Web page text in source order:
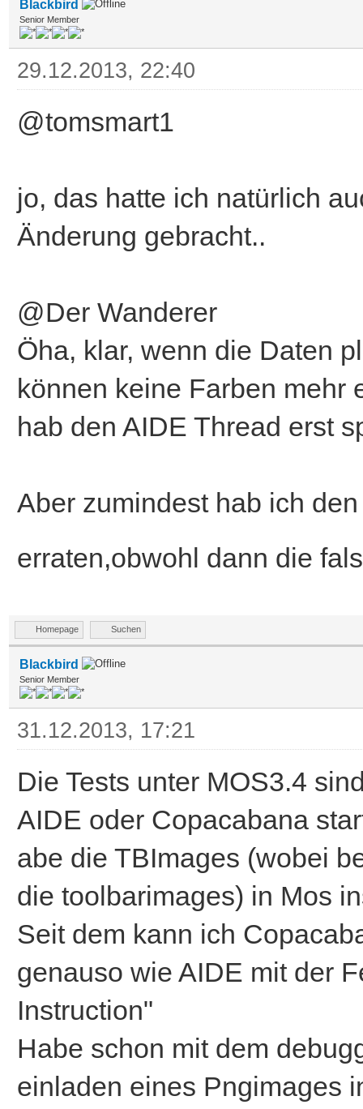
Blackbird
Senior Member
29.12.2013, 22:40
@tomsmart1
jo, das hatte ich natürlich
Änderung gebracht..
@Der Wanderer
Öha, klar, wenn die Daten
können keine Farben mehr
hab den AIDE Thread erst
Aber zumindest hab ich
erraten,obwohl dann die
Homepage Suchen
Blackbird
Senior Member
31.12.2013, 17:21
Die Tests unter MOS3.4
AIDE oder Copacabana
abe die TBImages (wobei
die toolbarimages) in Mos
Seit dem kann ich
genauso wie AIDE mit der
Instruction"
Habe schon mit dem
einladen eines Pngimages